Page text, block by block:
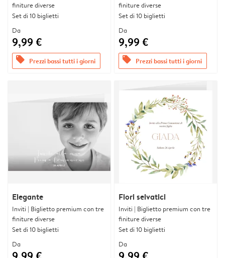
finiture diverse
Set di 10 biglietti
Da
9,99 €
offers Prezzi bassi tutti i giorni
finiture diverse
Set di 10 biglietti
Da
9,99 €
offers Prezzi bassi tutti i giorni
Elegante
Inviti | Biglietto premium con tre
finiture diverse
Set di 10 biglietti
Da
Fiori selvatici
Inviti | Biglietto premium con tre
finiture diverse
Set di 10 biglietti
Da